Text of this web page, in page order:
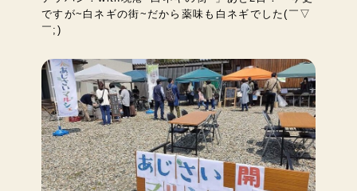
ですが~白ネギの街~だから薬味も白ネギでした(￣▽
￣;)